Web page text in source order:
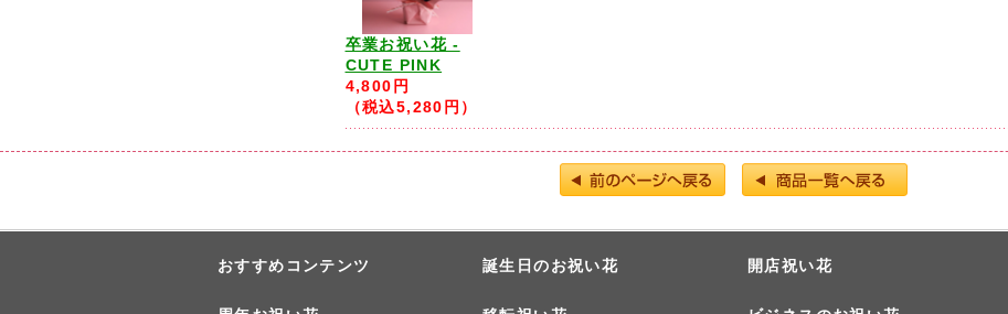
卒業お祝い花 -
CUTE PINK
4,800円
（税込5,280円）
おすすめコンテンツ 誕生日のお祝い花 開店祝い花